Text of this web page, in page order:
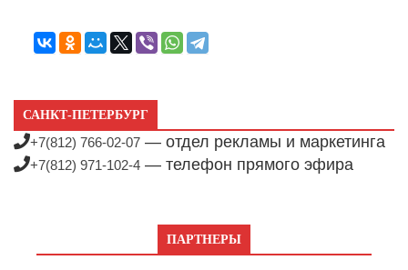
САНКТ-ПЕТЕРБУРГ
+7(812) 766-02-07 — отдел рекламы и маркетинга
+7(812) 971-102-4 — телефон прямого эфира
ПАРТНЕРЫ